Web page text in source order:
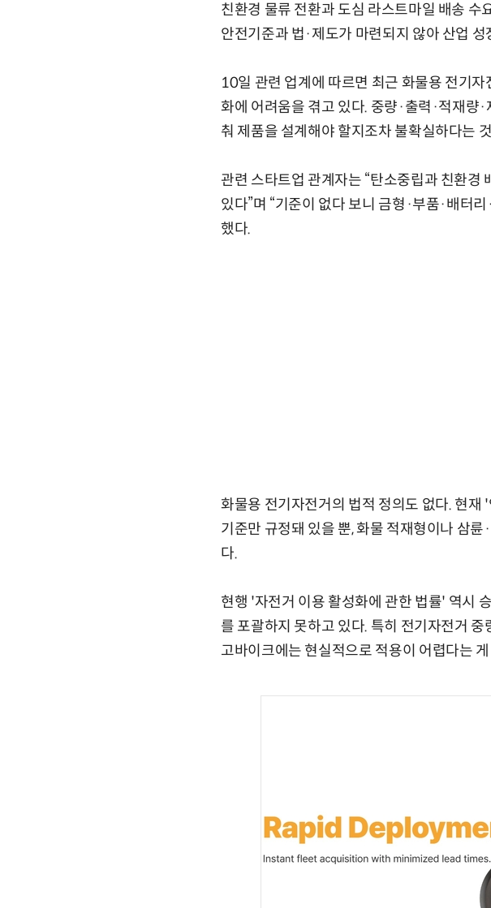
친환경 물류 전환과 도심 라스트마일 배송
안전기준과 법·제도가 마련되지 않아 산업
10일 관련 업계에 따르면 최근 화물용 전기
화에 어려움을 겪고 있다. 중량·출력·적재량
춰 제품을 설계해야 할지조차 불확실하다는
관련 스타트업 관계자는 “탄소중립과 친환경
있다”며 “기준이 없다 보니 금형·부품·배터
했다.
화물용 전기자전거의 법적 정의도 없다. 현
기준만 규정돼 있을 뿐, 화물 적재형이나 삼
다.
현행 '자전거 이용 활성화에 관한 법률' 역시
를 포괄하지 못하고 있다. 특히 전기자전거
고바이크에는 현실적으로 적용이 어렵다는